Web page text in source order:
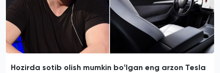
Hozirda sotib olish mumkin boʻlgan eng arzon Tesla